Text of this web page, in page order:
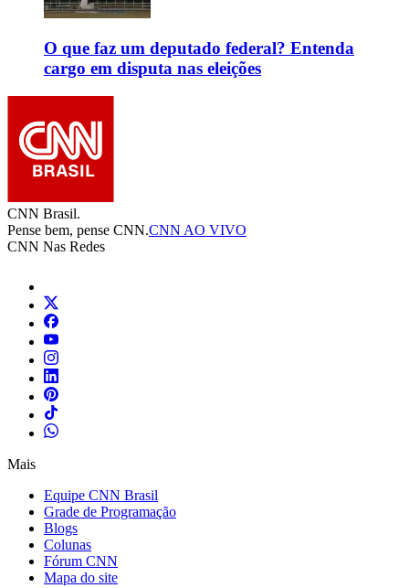
O que faz um deputado federal? Entenda
cargo em disputa nas eleições
CNN Brasil.
Pense bem, pense CNN.CNN AO VIVO
CNN Nas Redes
Mais
Equipe CNN Brasil
Grade de Programação
Blogs
Colunas
Fórum CNN
Mapa do site